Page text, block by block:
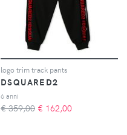
logo trim track pants
DSQUARED2
6 anni
€ 359,00 € 162,00